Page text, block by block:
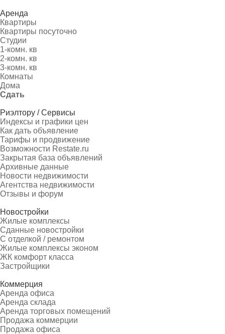
Аренда
Квартиры
Квартиры посуточно
Студии
1-комн. кв
2-комн. кв
3-комн. кв
Комнаты
Дома
Сдать
Риэлтору / Сервисы
Индексы и графики цен
Как дать объявление
Тарифы и продвижение
Возможности Restate.ru
Закрытая база объявлений
Архивные данные
Новости недвижимости
Агентства недвижимости
Отзывы и форум
Новостройки
Жилые комплексы
Сданные новостройки
С отделкой / ремонтом
Жилые комплексы эконом
ЖК комфорт класса
Застройщики
Коммерция
Аренда офиса
Аренда склада
Аренда торговых помещений
Продажа коммерции
Продажа офиса